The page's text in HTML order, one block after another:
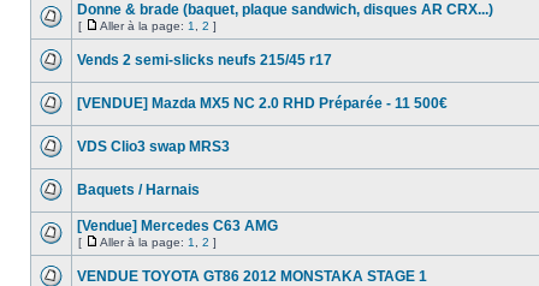
Donne & brade (baquet, plaque sandwich, disques AR CRX...)
[ Aller à la page: 1 2 ]
Vends 2 semi-slicks neufs 215/45 r17
[VENDUE] Mazda MX5 NC 2.0 RHD Préparée - 11 500€
VDS Clio3 swap MRS3
Baquets / Harnais
[Vendue] Mercedes C63 AMG
[ Aller à la page: 1 2 ]
VENDUE TOYOTA GT86 2012 MONSTAKA STAGE 1